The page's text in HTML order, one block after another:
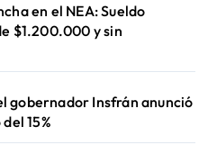
en el NEA: Sueldo
$1.200.000 y sin
gobernador Insfrán anunció
15%